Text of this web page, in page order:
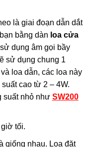
là giai đoạn dẫn dắt
bằng dàn loa cửa
dụng âm gọi bầy
sử dụng chung 1
loa dẫn, các loa này
cao từ 2 – 4W.
suất nhỏ như SW200
tối.
giống nhau. Loa đặt